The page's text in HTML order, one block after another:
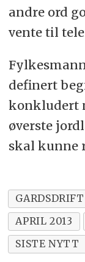
andre ord
vente til
definert
konkludert
øverste
skal kunne
GARDSDRIFT
APRIL 2013
SISTE NYTT